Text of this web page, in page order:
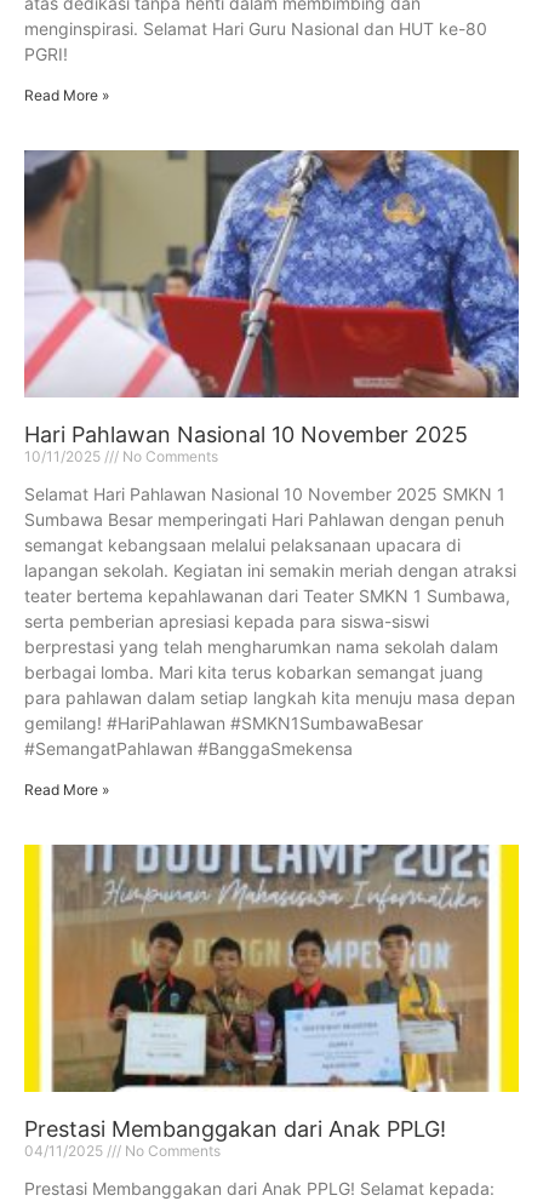
menginspirasi. Selamat Hari Guru Nasional dan HUT ke-80
PGRI!
Read More »
Hari Pahlawan Nasional 10 November 2025
10/11/2025 No Comments
Selamat Hari Pahlawan Nasional 10 November 2025 SMKN 1
Sumbawa Besar memperingati Hari Pahlawan dengan penuh
semangat kebangsaan melalui pelaksanaan upacara di
lapangan sekolah. Kegiatan ini semakin meriah dengan atraksi
teater bertema kepahlawanan dari Teater SMKN 1 Sumbawa,
serta pemberian apresiasi kepada para siswa-siswi
berprestasi yang telah mengharumkan nama sekolah dalam
berbagai lomba. Mari kita terus kobarkan semangat juang
para pahlawan dalam setiap langkah kita menuju masa depan
gemilang! #HariPahlawan #SMKN1SumbawaBesar
#SemangatPahlawan #BanggaSmekensa
Read More »
Prestasi Membanggakan dari Anak PPLG!
04/11/2025 No Comments
Prestasi Membanggakan dari Anak PPLG! Selamat kepada: